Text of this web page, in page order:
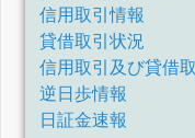
信用取引情報
貸借取引状況
信用取引及び貸借
逆日歩情報
日証金速報